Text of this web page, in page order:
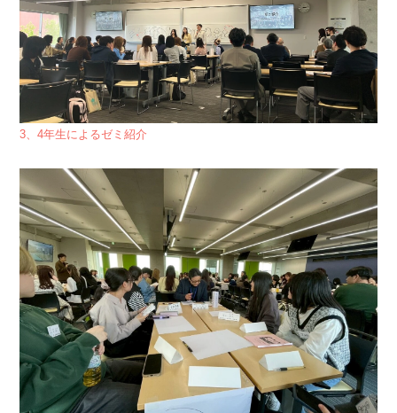
3、4年生によるゼミ紹介